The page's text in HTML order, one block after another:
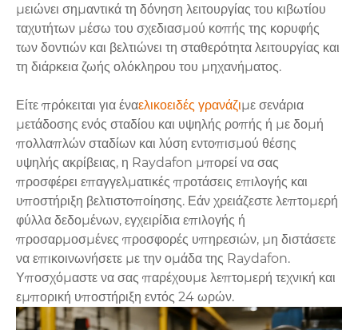
μειώνει σημαντικά τη δόνηση λειτουργίας του κιβωτίου
ταχυτήτων μέσω του σχεδιασμού κοπής της κορυφής
των δοντιών και βελτιώνει τη σταθερότητα λειτουργίας και
τη διάρκεια ζωής ολόκληρου του μηχανήματος.
Είτε πρόκειται για έναελικοειδές γρανάζιμε σενάρια
μετάδοσης ενός σταδίου και υψηλής ροπής ή με δομή
πολλαπλών σταδίων και λύση εντοπισμού θέσης
υψηλής ακρίβειας, η Raydafon μπορεί να σας
προσφέρει επαγγελματικές προτάσεις επιλογής και
υποστήριξη βελτιστοποίησης. Εάν χρειάζεστε λεπτομερή
φύλλα δεδομένων, εγχειρίδια επιλογής ή
προσαρμοσμένες προσφορές υπηρεσιών, μη διστάσετε
να επικοινωνήσετε με την ομάδα της Raydafon.
Υποσχόμαστε να σας παρέχουμε λεπτομερή τεχνική και
εμπορική υποστήριξη εντός 24 ωρών.